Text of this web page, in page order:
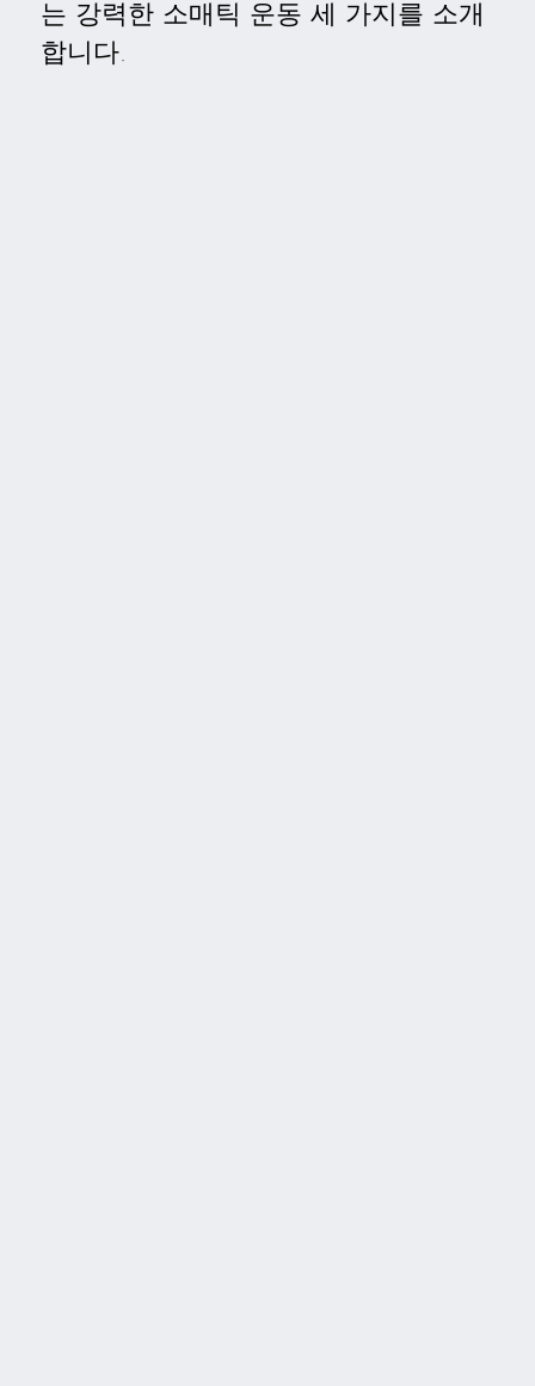
는 강력한 소매틱 운동 세 가지를 소개
합니다.